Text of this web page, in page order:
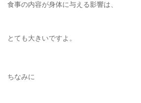
食事の内容が身体に与える影響は、
とても大きいですよ。
ちなみに